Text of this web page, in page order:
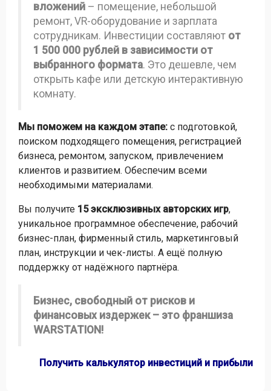
вложений – помещение, небольшой
ремонт, VR-оборудование и зарплата
сотрудникам. Инвестиции составляют от
1 500 000 рублей в зависимости от
выбранного формата. Это дешевле, чем
открыть кафе или детскую интерактивную
комнату.
Мы поможем на каждом этапе: с подготовкой,
поиском подходящего помещения, регистрацией
бизнеса, ремонтом, запуском, привлечением
клиентов и развитием. Обеспечим всеми
необходимыми материалами.
Вы получите 15 эксклюзивных авторских игр,
уникальное программное обеспечение, рабочий
бизнес-план, фирменный стиль, маркетинговый
план, инструкции и чек-листы. А ещё полную
поддержку от надёжного партнёра.
Бизнес, свободный от рисков и
финансовых издержек – это франшиза
WARSTATION!
Получить калькулятор инвестиций и прибыли